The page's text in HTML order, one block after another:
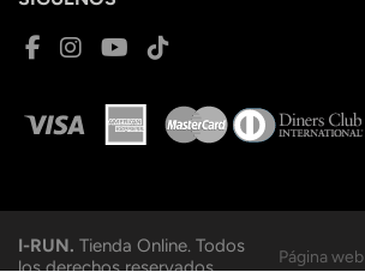
I-RUN. Tienda Online. Todos
los derechos reservados.
Página web